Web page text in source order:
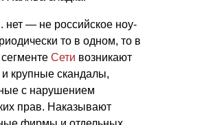
нет — не российское ноу-
то в одном, то в
Сети возникают
и крупные скандалы,
с нарушением
прав. Наказывают